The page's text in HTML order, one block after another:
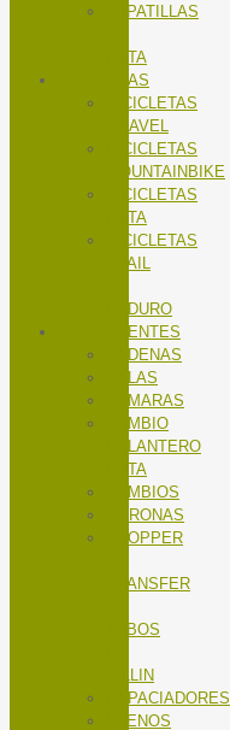
ZAPATILLAS
RUTA
BICICLETAS
BICICLETAS
GRAVEL
BICICLETAS
MOUNTAINBIKE
BICICLETAS
RUTA
BICICLETAS
TRAIL
ENDURO
COMPONENTES
CADENAS
CALAS
CÁMARAS
CAMBIO
DELANTERO
RUTA
CAMBIOS
CORONAS
DROPPER
TRANSFER
TUBOS
SILLIN
ESPACIADORES
FRENOS